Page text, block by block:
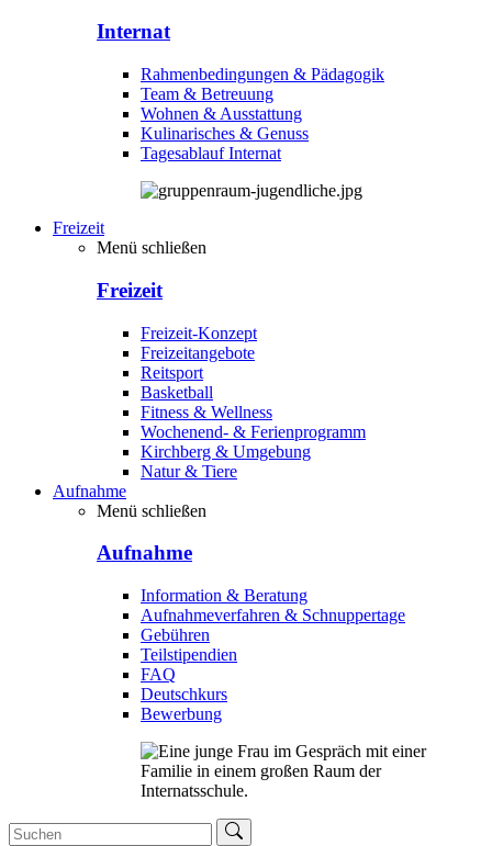
Internat
Rahmenbedingungen & Pädagogik
Team & Betreuung
Wohnen & Ausstattung
Kulinarisches & Genuss
Tagesablauf Internat
Freizeit
Menü schließen
Freizeit
Freizeit-Konzept
Freizeitangebote
Reitsport
Basketball
Fitness & Wellness
Wochenend- & Ferienprogramm
Kirchberg & Umgebung
Natur & Tiere
Aufnahme
Menü schließen
Aufnahme
Information & Beratung
Aufnahmeverfahren & Schnuppertage
Gebühren
Teilstipendien
FAQ
Deutschkurs
Bewerbung